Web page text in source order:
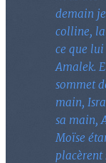
demain
colline, la
ce que
Amalek.
sommet
main,
sa main,
Moïse
placèrent